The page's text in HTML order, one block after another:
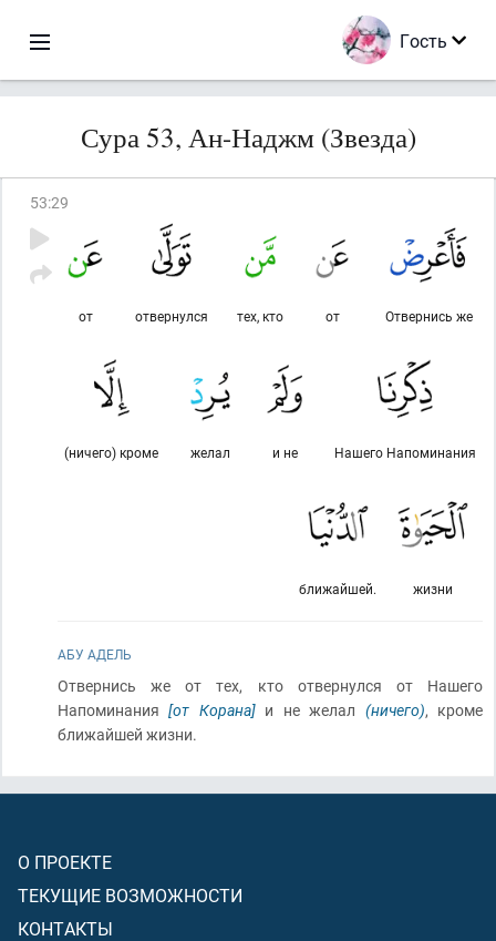
Гость
Сура 53, Ан-Наджм (Звезда)
53:29
Отвернись же
от
тех, кто
отвернулся
от
Нашего Напоминания
и не
желал
(ничего) кроме
жизни
ближайшей.
АБУ АДЕЛЬ
Отвернись же от тех, кто отвернулся от Нашего
Напоминания[от Корана]и не желал (ничего), кроме
ближайшей жизни.
О ПРОЕКТЕ
ТЕКУЩИЕ ВОЗМОЖНОСТИ
КОНТАКТЫ